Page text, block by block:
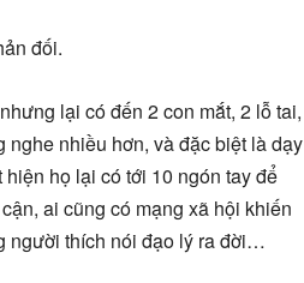
đối.
lại có đến 2 con mắt, 2 lỗ tai,
nhiều hơn, và đặc biệt là dạy
họ lại có tới 10 ngón tay để
ai cũng có mạng xã hội khiến
người thích nói đạo lý ra đời…